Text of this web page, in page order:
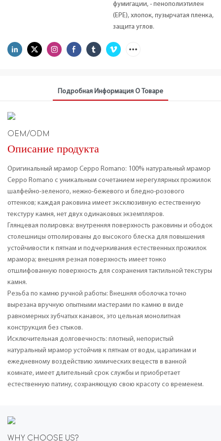
фумигации, - пенополиэтилен
(EPE), хлопок, пузырчатая пленка,
защита углов.
Подробная Информация О Товаре
OEM/ODM
Описание продукта
Оригинальный мрамор Ceppo Romano: 100% натуральный мрамор
Ceppo Romano с уникальным сочетанием нерегулярных прожилок
шалфейно-зеленого, нежно-бежевого и бледно-розового
оттенков; каждая раковина имеет эксклюзивную естественную
текстуру камня, нет двух одинаковых экземпляров.
Глянцевая полировка: внутренняя поверхность раковины и ободок
столешницы отполированы до высокого блеска для повышения
устойчивости к пятнам и подчеркивания естественных прожилок
мрамора; внешняя резная поверхность имеет тонко
отшлифованную поверхность для сохранения тактильной текстуры
камня.
Резьба по камню ручной работы: Внешняя оболочка точно
вырезана вручную опытными мастерами по камню в виде
равномерных зубчатых канавок, это цельная монолитная
конструкция без стыков.
Исключительная долговечность: плотный, непористый
натуральный мрамор устойчив к пятнам от воды, царапинам и
ежедневному воздействию химических веществ в ванной
комнате, имеет длительный срок службы и приобретает
естественную патину, сохраняющую свою красоту со временем.
WHY CHOOSE US?